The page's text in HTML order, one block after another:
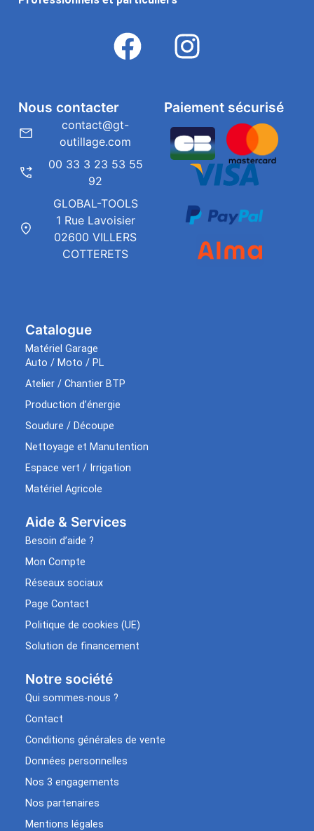
Catalogue
Matériel Garage
Auto / Moto / PL
Atelier / Chantier BTP
Production d’énergie
Soudure / Découpe
Nettoyage et Manutention
Espace vert / Irrigation
Matériel Agricole
Aide & Services​
Besoin d’aide ?
Mon Compte
Réseaux sociaux
Page Contact
Politique de cookies (UE)
Solution de financement
Notre société
Qui sommes-nous ?
Contact
Conditions générales de vente
Données personnelles
Nos 3 engagements
Nos partenaires
Mentions légales
Paiement sécurisé
Nous contacter
contact@gt-
outillage.com
00 33 3 23 53 55
92
GLOBAL-TOOLS
1 Rue Lavoisier
02600 VILLERS
COTTERETS